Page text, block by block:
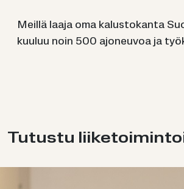
Meil­lä laaja oma ka­lus­to­kan­ta
kuu­luu noin 500 ajo­neu­voa ja
Tu­tus­tu